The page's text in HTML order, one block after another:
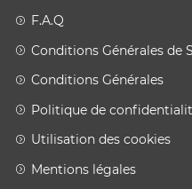
F.A.Q
Conditions Générales de
Conditions Générales
Politique de
Utilisation des cookies
Mentions légales